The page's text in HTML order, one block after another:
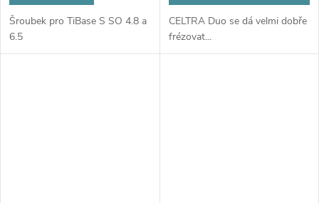
Šroubek pro TiBase S SO 4.8 a
6.5
CELTRA Duo se dá velmi dobře
frézovat...